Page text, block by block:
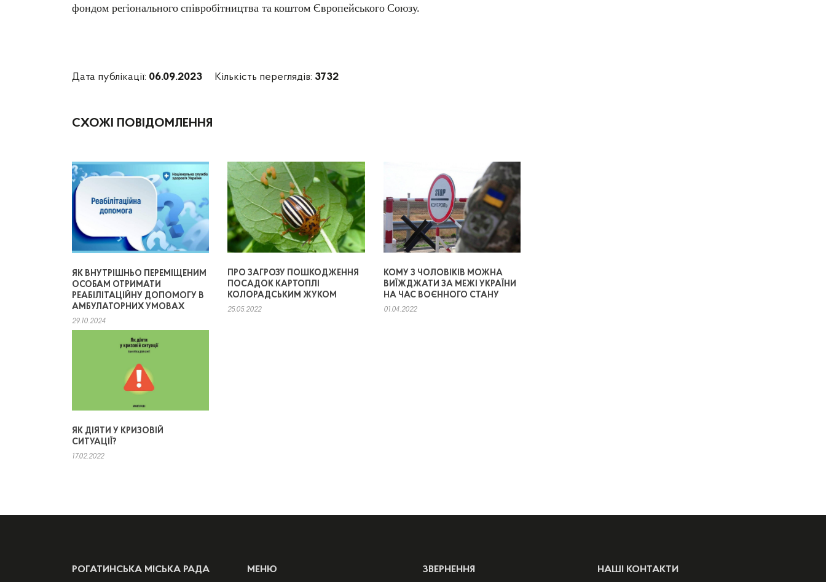
фондом регіонального співробітництва та коштом Європейського Союзу.
Дата публікації: 06.09.2023 Кількість переглядів: 3732
СХОЖІ ПОВІДОМЛЕННЯ
ЯК ВНУТРІШНЬО ПЕРЕМІЩЕНИМ
ОСОБАМ ОТРИМАТИ
РЕАБІЛІТАЦІЙНУ ДОПОМОГУ В
АМБУЛАТОРНИХ УМОВАХ
29.10.2024
ПРО ЗАГРОЗУ ПОШКОДЖЕННЯ
ПОСАДОК КАРТОПЛІ
КОЛОРАДСЬКИМ ЖУКОМ
25.05.2022
КОМУ З ЧОЛОВІКІВ МОЖНА
ВИЇЖДЖАТИ ЗА МЕЖІ УКРАЇНИ
НА ЧАС ВОЄННОГО СТАНУ
01.04.2022
ЯК ДІЯТИ У КРИЗОВІЙ
СИТУАЦІЇ?
17.02.2022
РОГАТИНСЬКА МІСЬКА РАДА МЕНЮ ЗВЕРНЕННЯ НАШІ КОНТАКТИ